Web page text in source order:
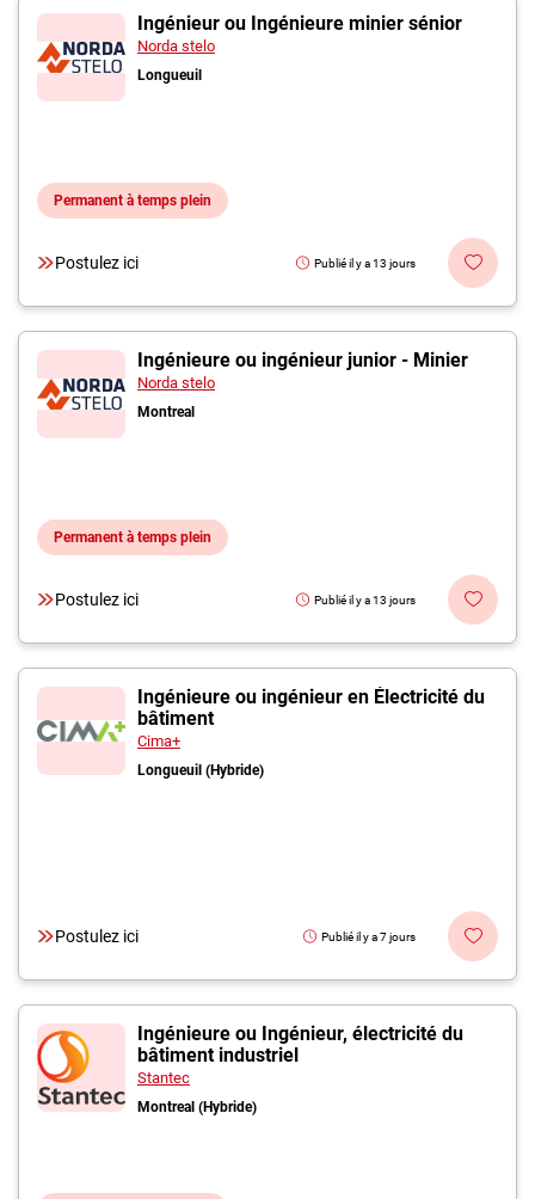
Ingénieur ou Ingénieure minier sénior
Norda stelo
Longueuil
Permanent à temps plein
Postulez ici Publié il y a 13 jours
Ingénieure ou ingénieur junior - Minier
Norda stelo
Montreal
Permanent à temps plein
Postulez ici Publié il y a 13 jours
Ingénieure ou ingénieur en Électricité du
bâtiment
Cima+
Longueuil (Hybride)
Postulez ici Publié il y a 7 jours
Ingénieure ou Ingénieur, électricité du
bâtiment industriel
Stantec
Montreal (Hybride)